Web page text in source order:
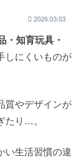
2026.03.03
・知育玩具・
しにくいものが
質やデザインが
たり…。
い生活習慣の違